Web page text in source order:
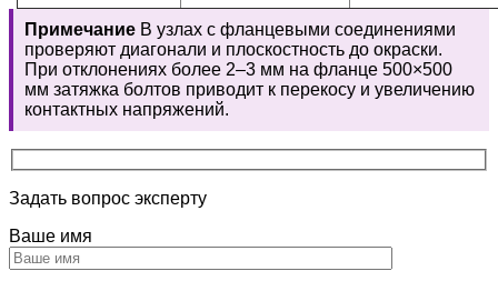
Примечание В узлах с фланцевыми соединениями
проверяют диагонали и плоскостность до окраски.
При отклонениях более 2–3 мм на фланце 500×500
мм затяжка болтов приводит к перекосу и увеличению
контактных напряжений.
Задать вопрос эксперту
Ваше имя